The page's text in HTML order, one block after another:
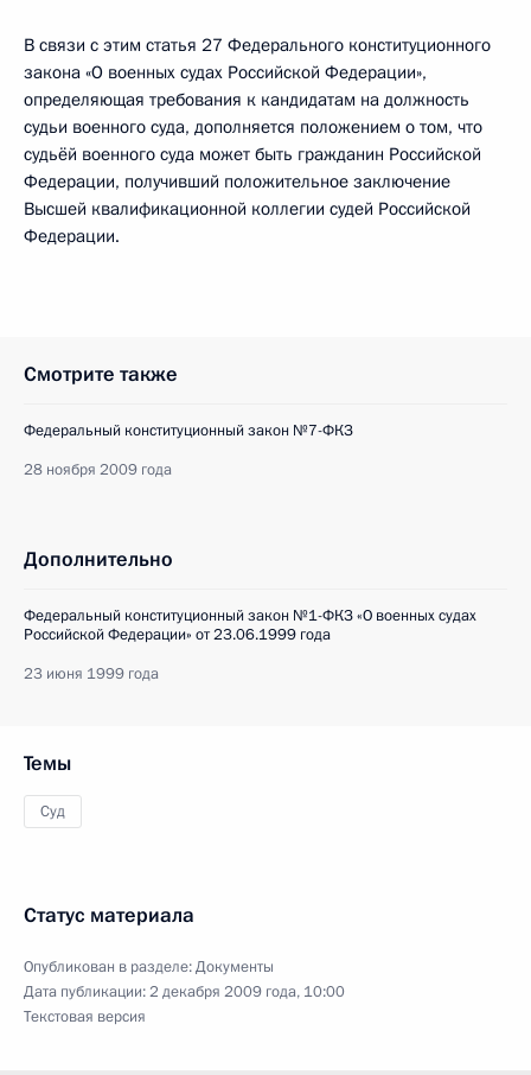
В связи с этим статья 27 Федерального конституционного
закона «О военных судах Российской Федерации»,
определяющая требования к кандидатам на должность
судьи военного суда, дополняется положением о том, что
судьёй военного суда может быть гражданин Российской
Федерации, получивший положительное заключение
Высшей квалификационной коллегии судей Российской
Федерации.
Смотрите также
Федеральный конституционный закон №7-ФКЗ
28 ноября 2009 года
Дополнительно
Федеральный конституционный закон №1-ФКЗ «О военных судах
Российской Федерации» от 23.06.1999 года
23 июня 1999 года
Темы
Суд
Статус материала
Опубликован в разделе:Документы
Дата публикации:2 декабря 2009 года, 10:00
Текстовая версия